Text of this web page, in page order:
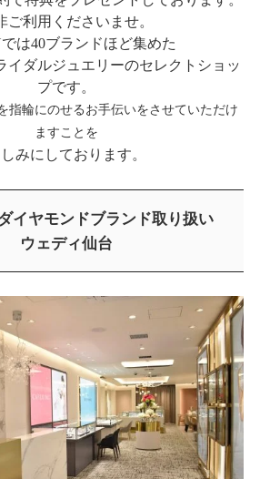
ご利用くださいませ。
は40ブランドほど集めた
イダルジュエリーのセレクトショッ
プです。
指輪にのせるお手伝いをさせていただけ
ますことを
みにしております。
イヤモンドブランド取り扱い
ウェディ仙台